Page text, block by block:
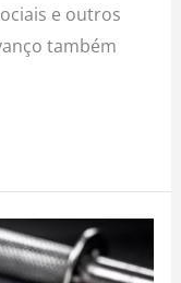
e outros
também